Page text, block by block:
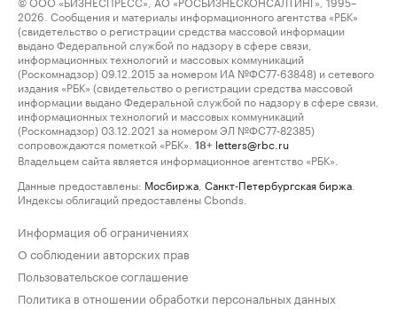
2026. Сообщения и материалы информационного агентства «РБК»
(свидетельство о регистрации средства массовой информации
выдано Федеральной службой по надзору в сфере связи,
информационных технологий и массовых коммуникаций
(Роскомнадзор) 09.12.2015 за номером ИА №ФС77-63848) и сетевого
издания «РБК» (свидетельство о регистрации средства массовой
информации выдано Федеральной службой по надзору в сфере связи,
информационных технологий и массовых коммуникаций
(Роскомнадзор) 03.12.2021 за номером ЭЛ №ФС77-82385)
сопровождаются пометкой «РБК».
18+ letters@rbc.ru
Владельцем сайта является информационное агентство «РБК».
Данные предоставлены: Мосбиржа Санкт-Петербургская биржа
Индексы облигаций предоставлены Cbonds.
Информация об ограничениях
О соблюдении авторских прав
Пользовательское соглашение
Политика в отношении обработки персональных данных